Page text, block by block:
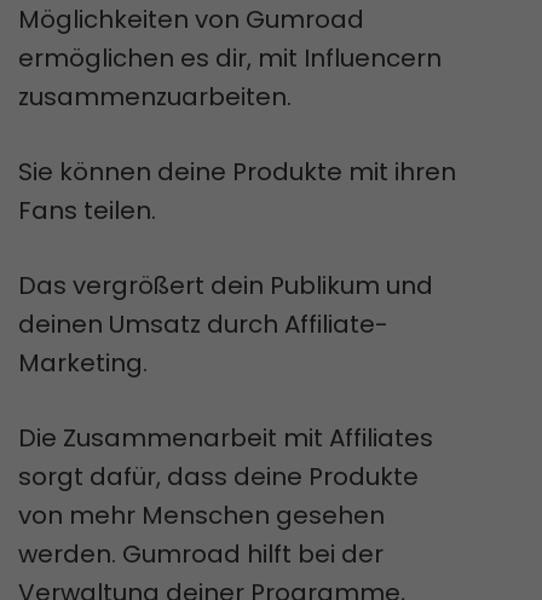
Möglichkeiten von Gumroad
ermöglichen es dir, mit Influencern
zusammenzuarbeiten.
Sie können deine Produkte mit ihren
Fans teilen.
Das vergrößert dein Publikum und
deinen Umsatz durch Affiliate-
Marketing.
Die Zusammenarbeit mit Affiliates
sorgt dafür, dass deine Produkte
von mehr Menschen gesehen
werden. Gumroad hilft bei der
Verwaltung deiner Programme,